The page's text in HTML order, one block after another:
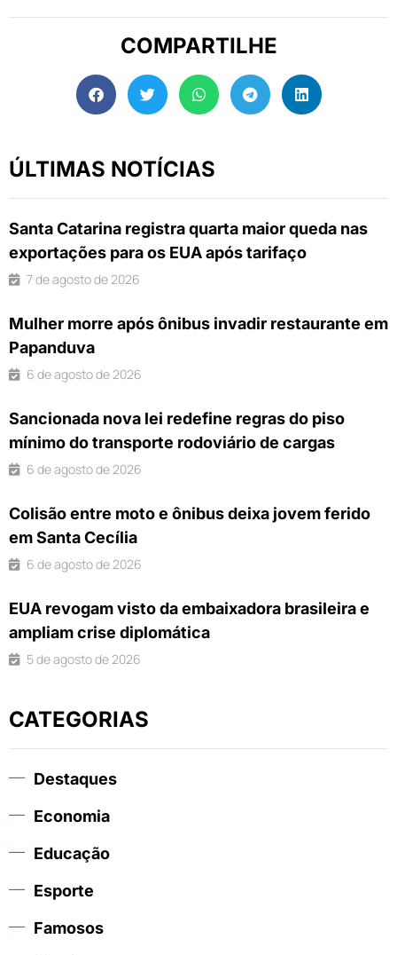
COMPARTILHE
ÚLTIMAS NOTÍCIAS
Santa Catarina registra quarta maior queda nas
exportações para os EUA após tarifaço
7 de agosto de 2026
Mulher morre após ônibus invadir restaurante em
Papanduva
6 de agosto de 2026
Sancionada nova lei redefine regras do piso
mínimo do transporte rodoviário de cargas
6 de agosto de 2026
Colisão entre moto e ônibus deixa jovem ferido
em Santa Cecília
6 de agosto de 2026
EUA revogam visto da embaixadora brasileira e
ampliam crise diplomática
5 de agosto de 2026
CATEGORIAS
Destaques
Economia
Educação
Esporte
Famosos